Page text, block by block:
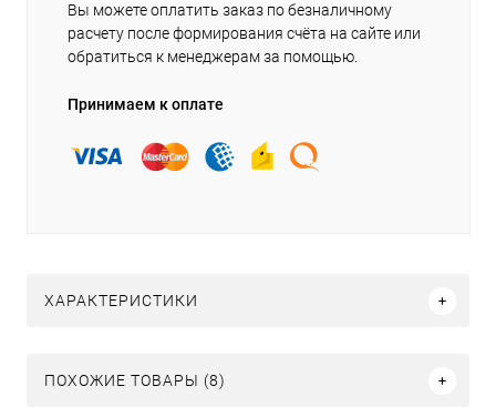
Вы можете оплатить заказ по безналичному
расчету после формирования счёта на сайте или
обратиться к менеджерам за помощью.
Принимаем к оплате
ХАРАКТЕРИСТИКИ
ПОХОЖИЕ ТОВАРЫ (8)